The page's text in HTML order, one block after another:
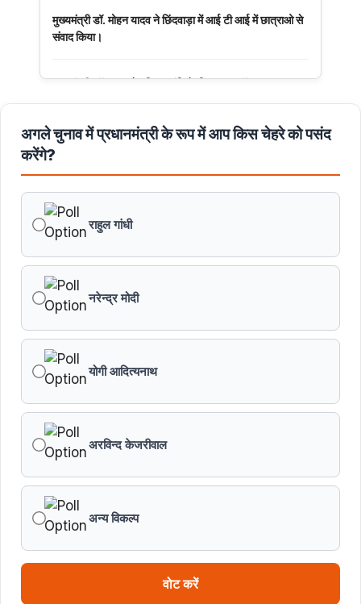
मुख्यमंत्री डॉ. मोहन यादव ने छिंदवाड़ा में आई टी आई में छात्राओ से
संवाद किया।
मुख्यमंत्री डॉ. यादव ने हरित क्रांति के शिल्पकार डॉ. एम.एस.
स्वामीनाथन की जयंती पर किया नमन
मुख्यमंत्री डॉ. यादव ने बाबूलाल जैन की पुण्यतिथि पर किया नमन
मुख्यमंत्री डॉ. यादव ने गुरुदेव रवीन्द्रनाथ टैगोर की पुण्यतिथि पर की
श्रद्धांजलि अर्पित
अगले चुनाव में प्रधानमंत्री के रूप में आप किस चेहरे को पसंद
करेंगे?
राहुल गांधी
नरेन्द्र मोदी
योगी आदित्यनाथ
अरविन्द केजरीवाल
अन्य विकल्प
वोट करें